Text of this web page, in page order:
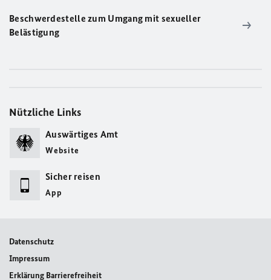
Beschwerdestelle zum Umgang mit sexueller
Belästigung
Nützliche Links
Auswärtiges Amt
Website
Sicher reisen
App
Datenschutz
Impressum
Erklärung Barrierefreiheit